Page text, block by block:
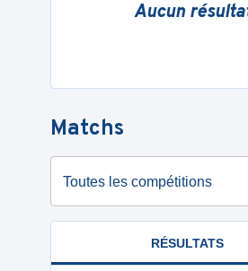
Aucun
Matchs
Toutes les compétitions
RÉSULTATS